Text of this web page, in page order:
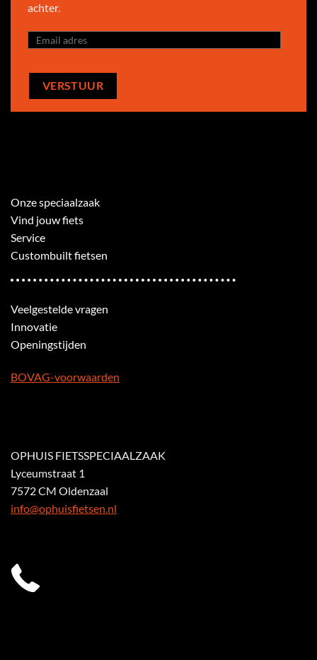
achter.
Onze speciaalzaak
Vind jouw fiets
Service
Custombuilt fietsen
Veelgestelde vragen
Innovatie
Openingstijden
BOVAG-voorwaarden
OPHUIS FIETSSPECIAALZAAK
Lyceumstraat 1
7572 CM Oldenzaal
info@ophuisfietsen.nl